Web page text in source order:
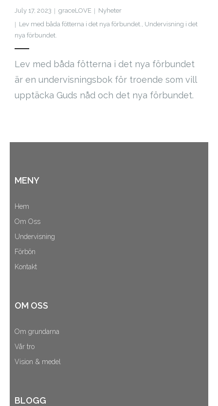
July 17, 2023 graceLOVE
Nyheter
Lev med båda fötterna i det nya förbundet.
Undervisning i det
nya förbundet.
Lev med båda fötterna i det nya förbundet
är en undervisningsbok för troende som vill
upptäcka Guds nåd och det nya förbundet.
MENY
Hem
Om Oss
Undervisning
Förbön
Kontakt
OM OSS
Om grundarna
Vår tro
Vision & medel
BLOGG